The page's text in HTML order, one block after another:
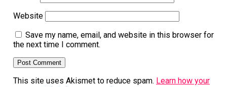
Don't Miss
Website
Save my name, email, and website in this browser for
the next time I comment.
This site uses Akismet to reduce spam. Learn how your